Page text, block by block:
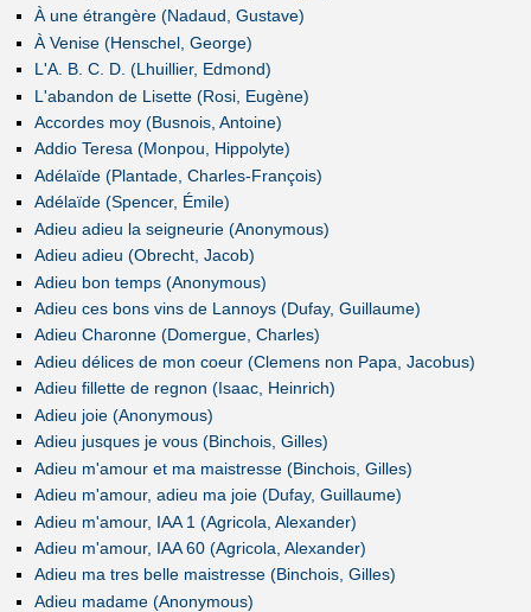
À une étrangère (Nadaud, Gustave)
À Venise (Henschel, George)
L'A. B. C. D. (Lhuillier, Edmond)
L'abandon de Lisette (Rosi, Eugène)
Accordes moy (Busnois, Antoine)
Addio Teresa (Monpou, Hippolyte)
Adélaïde (Plantade, Charles-François)
Adélaïde (Spencer, Émile)
Adieu adieu la seigneurie (Anonymous)
Adieu adieu (Obrecht, Jacob)
Adieu bon temps (Anonymous)
Adieu ces bons vins de Lannoys (Dufay, Guillaume)
Adieu Charonne (Domergue, Charles)
Adieu délices de mon coeur (Clemens non Papa, Jacobus)
Adieu fillette de regnon (Isaac, Heinrich)
Adieu joie (Anonymous)
Adieu jusques je vous (Binchois, Gilles)
Adieu m'amour et ma maistresse (Binchois, Gilles)
Adieu m'amour, adieu ma joie (Dufay, Guillaume)
Adieu m'amour, IAA 1 (Agricola, Alexander)
Adieu m'amour, IAA 60 (Agricola, Alexander)
Adieu ma tres belle maistresse (Binchois, Gilles)
Adieu madame (Anonymous)